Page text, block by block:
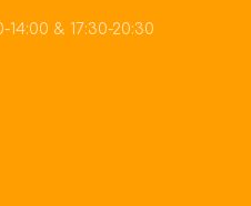
& 17:30-20:30